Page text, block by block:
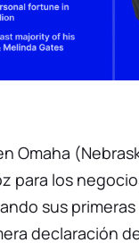
Omaha
para los
sus primeras
declaración